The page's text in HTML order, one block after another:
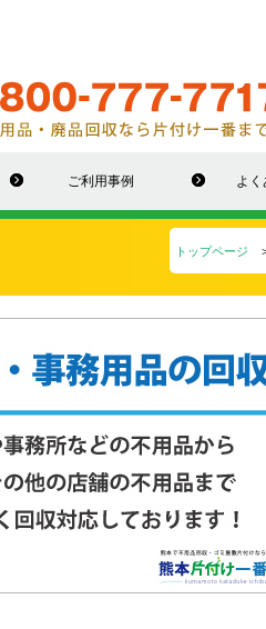
ご利用事例 よ
トップページ